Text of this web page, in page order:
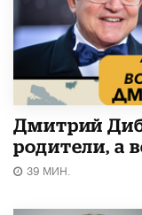
Дмитрий
родители, а
39 МИН.